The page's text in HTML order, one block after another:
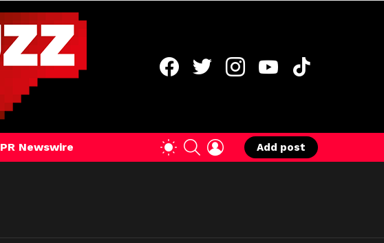
PR Newswire
SWITCHSEARCHLOGIN
Add post